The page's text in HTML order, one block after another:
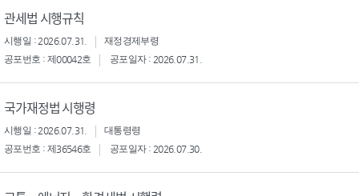
관세법 시행규칙
시행일 : 2026.07.31.
재정경제부령
공포번호 : 제00042호
공포일자 : 2026.07.31.
국가재정법 시행령
시행일 : 2026.07.31.
대통령령
공포번호 : 제36546호
공포일자 : 2026.07.30.